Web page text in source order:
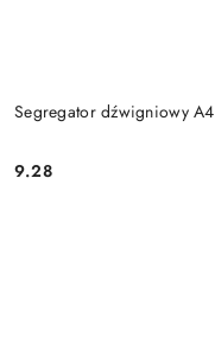
Segregator dźwigniowy
Cena:
9.28